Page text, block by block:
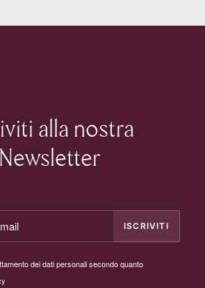
alla nostra
Newsletter
dei dati personali secondo quanto